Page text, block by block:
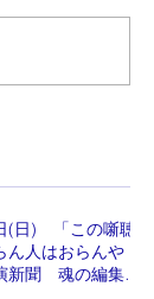
(日) 「この噺聴
ん人はおらんや
新聞 魂の編集